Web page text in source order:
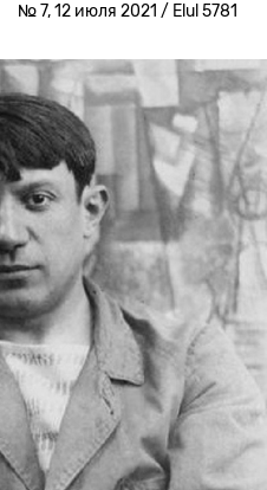
№ 7, 12 июля 2021 / Elul 5781